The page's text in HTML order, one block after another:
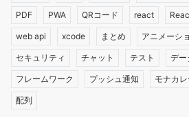
PDF PWA QRコード react
web api xcode まとめ アニメーシ
セキュリティ チャット テスト デー
フレームワーク プッシュ通知 モナカレ
配列